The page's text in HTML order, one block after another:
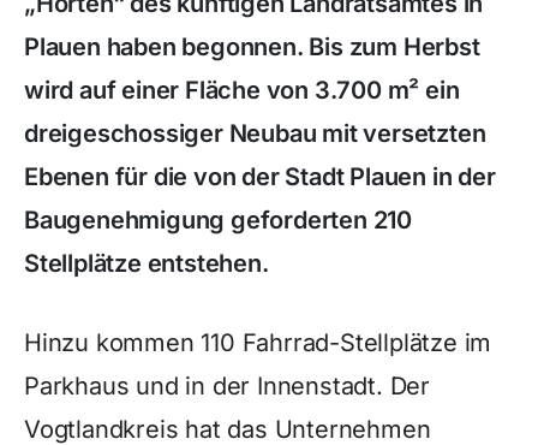
Plauen haben begonnen. Bis zum Herbst
wird auf einer Fläche von 3.700 m² ein
dreigeschossiger Neubau mit versetzten
Ebenen für die von der Stadt Plauen in der
Baugenehmigung geforderten 210
Stellplätze entstehen.
Hinzu kommen 110 Fahrrad-Stellplätze im
Parkhaus und in der Innenstadt. Der
Vogtlandkreis hat das Unternehmen